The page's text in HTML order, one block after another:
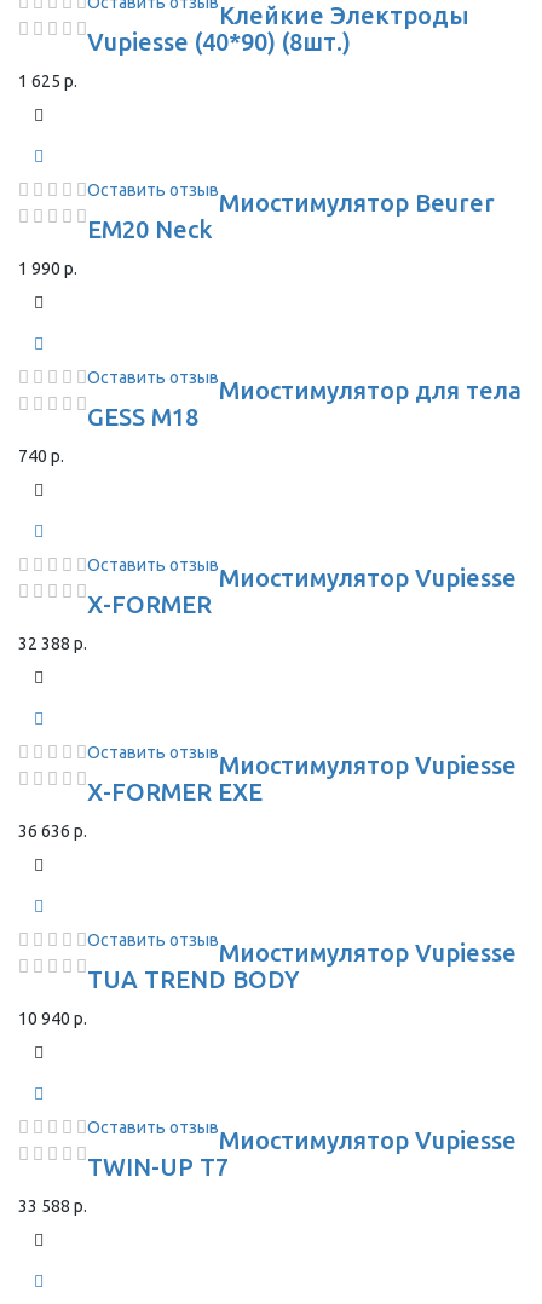
Клейкие Электроды
Vupiesse (40*90) (8шт.)
1 625 р.
Оставить отзывМиостимулятор Beurer
EM20 Neck
1 990 р.
Оставить отзывМиостимулятор для тела
GESS M18
740 р.
Оставить отзывМиостимулятор Vupiesse
X-FORMER
32 388 р.
Оставить отзывМиостимулятор Vupiesse
X-FORMER EXE
36 636 р.
Оставить отзывМиостимулятор Vupiesse
TUA TREND BODY
10 940 р.
Оставить отзывМиостимулятор Vupiesse
TWIN-UP T7
33 588 р.